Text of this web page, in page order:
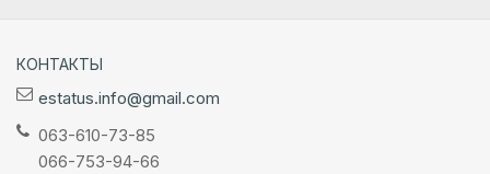
КОНТАКТЫ
estatus.info@gmail.com
063-610-73-85
066-753-94-66